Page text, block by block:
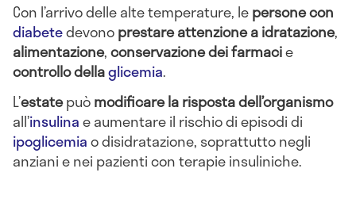
Con l’arrivo delle alte temperature, lepersone con
diabetedevonoprestare attenzione a idratazione,
alimentazione,conservazione dei farmacie
controllo dellaglicemia.
L’estatepuòmodificare la risposta dell’organismo
all’insulinae aumentare il rischio di episodi di
ipoglicemiao disidratazione, soprattutto negli
anziani e nei pazienti con terapie insuliniche.